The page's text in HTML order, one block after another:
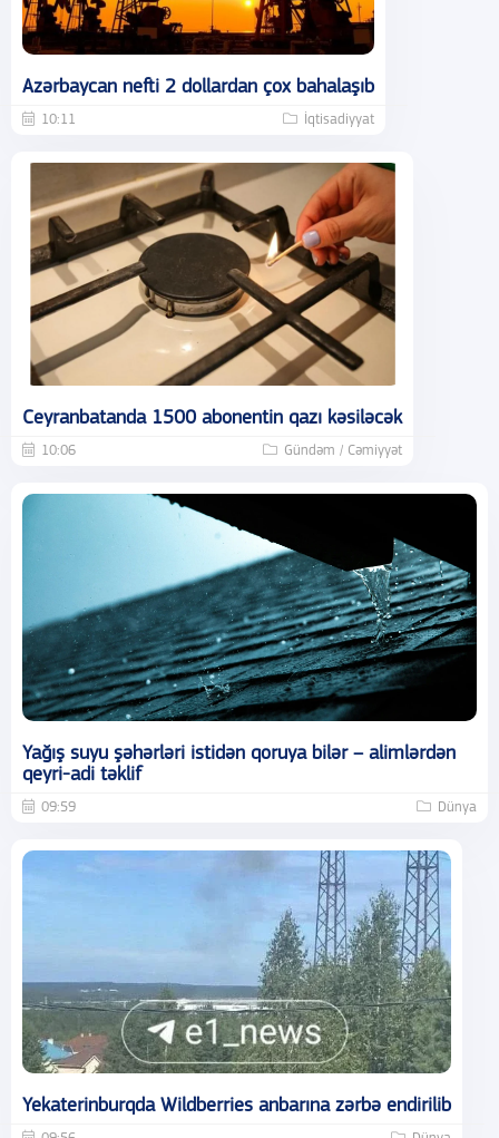
Azərbaycan nefti 2 dollardan çox bahalaşıb
10:11 İqtisadiyyat
Ceyranbatanda 1500 abonentin qazı kəsiləcək
10:06 Gündəm / Cəmiyyət
Yağış suyu şəhərləri istidən qoruya bilər – alimlərdən
qeyri-adi təklif
09:59 Dünya
Yekaterinburqda Wildberries anbarına zərbə endirilib